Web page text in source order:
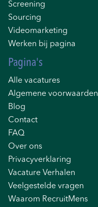
Screening
Sourcing
Videomarketing
Werken bij pagina
Pagina's
Alle vacatures
Algemene voorwaarden
Blog
Contact
FAQ
Over ons
Privacyverklaring
Vacature Verhalen
Veelgestelde vragen
Waarom RecruitMens